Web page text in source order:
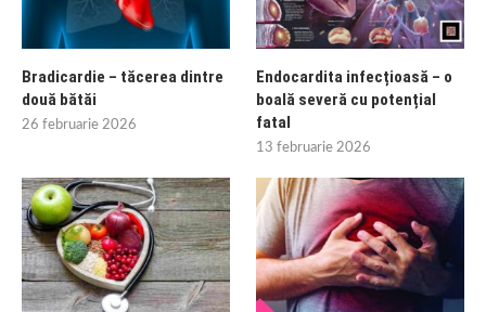
Bradicardie – tăcerea dintre
două bătăi
26 februarie 2026
Endocardita infecțioasă – o
boală severă cu potențial
fatal
13 februarie 2026